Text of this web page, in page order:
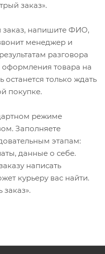
заказ».
заказ, напишите ФИО,
менеджер и
разговора
товара на
только ждать
покупке.
режиме
Заполняете
этапам:
данные о себе.
написать
курьеру вас найти.